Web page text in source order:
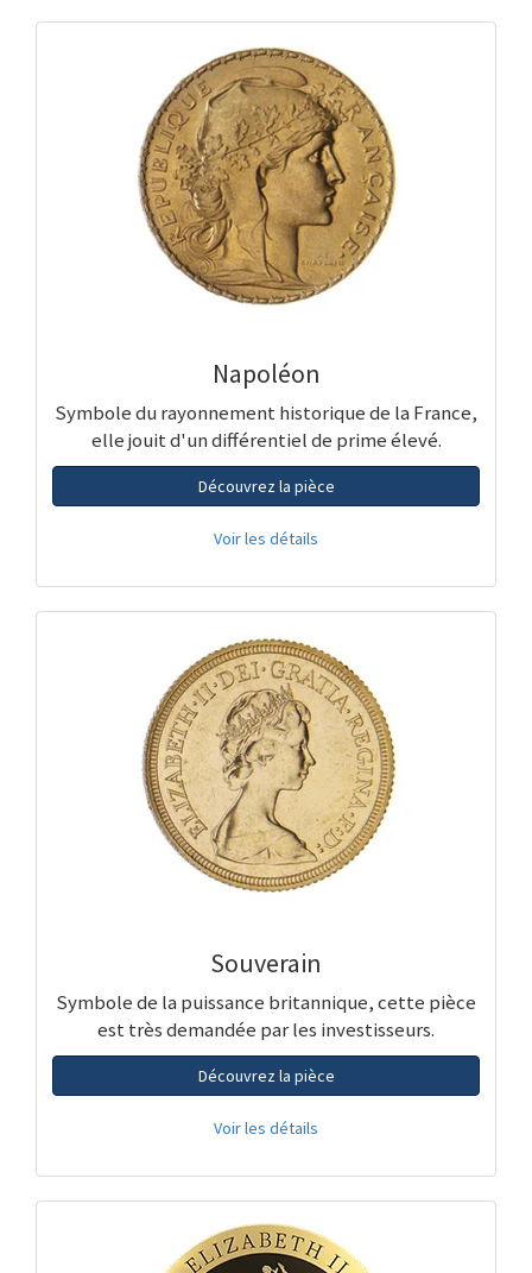
Napoléon
Symbole du rayonnement historique de la France,
elle jouit d'un différentiel de prime élevé.
Découvrez la pièce
Voir les détails
Souverain
Symbole de la puissance britannique, cette pièce
est très demandée par les investisseurs.
Découvrez la pièce
Voir les détails